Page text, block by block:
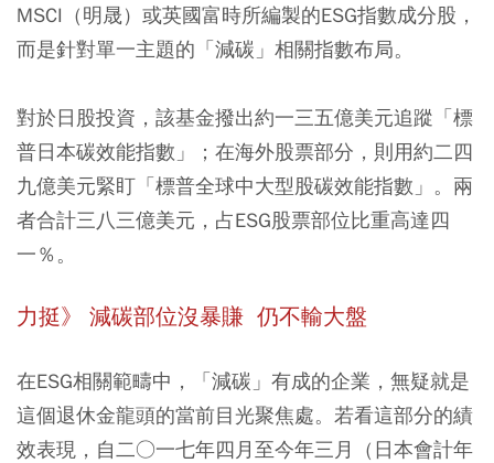
MSCI（明晟）或英國富時所編製的ESG指數成分股，
而是針對單一主題的「減碳」相關指數布局。
對於日股投資，該基金撥出約一三五億美元追蹤「標
普日本碳效能指數」；在海外股票部分，則用約二四
九億美元緊盯「標普全球中大型股碳效能指數」。兩
者合計三八三億美元，占ESG股票部位比重高達四
一％。
力挺》 減碳部位沒暴賺 仍不輸大盤
在ESG相關範疇中，「減碳」有成的企業，無疑就是
這個退休金龍頭的當前目光聚焦處。若看這部分的績
效表現，自二○一七年四月至今年三月（日本會計年